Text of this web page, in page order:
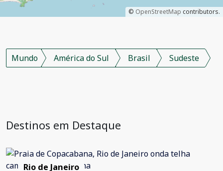
© OpenStreetMap contributors.
Mundo América do Sul Brasil Sudeste
Destinos em Destaque
Rio de Janeiro